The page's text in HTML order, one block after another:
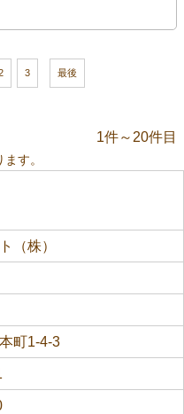
3 最後
1件～20件目
す。
（株）
町1-4-3